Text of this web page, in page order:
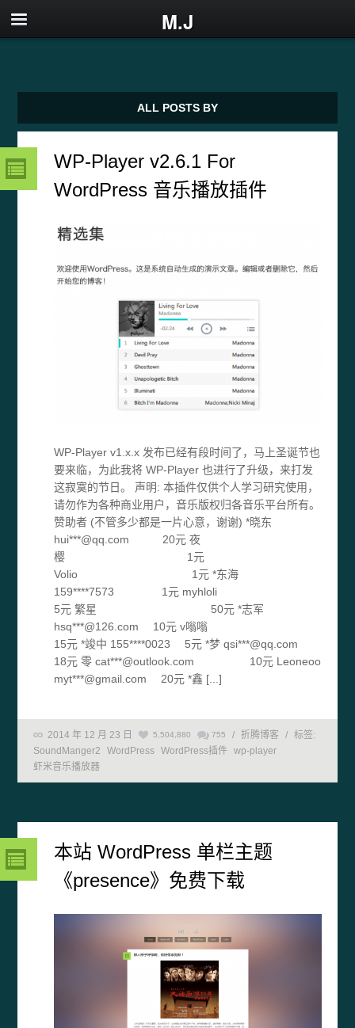
M.J
ALL POSTS BY
WP-Player v2.6.1 For
WordPress 音乐播放插件
WP-Player v1.x.x 发布已经有段时间了，马上圣诞节也
要来临，为此我将 WP-Player 也进行了升级，来打发
这寂寞的节日。 声明: 本插件仅供个人学习研究使用，
请勿作为各种商业用户，音乐版权归各音乐平台所有。
赞助者 (不管多少都是一片心意，谢谢) *晓东
hui***@qq.com 20元 夜
樱 1元
Volio 1元 *东海
159****7573 1元 myhloli
5元 繁星 50元 *志军
hsq***@126.com 10元 v嗡嗡
15元 *竣中 155****0023 5元 *梦 qsi***@qq.com
18元 零 cat***@outlook.com 10元 Leoneoo
myt***@gmail.com 20元 *鑫 [...]
2014 年 12 月 23 日 5,504,880 755 / 折腾博客 /
标签:
SoundManger2
WordPress WordPress插件
wp-player
虾米音乐播放器
本站 WordPress 单栏主题
《presence》免费下载